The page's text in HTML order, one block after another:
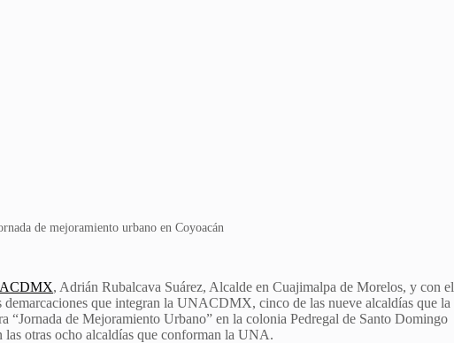
de mejoramiento urbano en Coyoacán
, Adrián Rubalcava Suárez, Alcalde en Cuajimalpa de Morelos, y con el
que integran la UNACDMX, cinco de las nueve alcaldías que la
“Jornada de Mejoramiento Urbano” en la colonia Pedregal de Santo Domingo
las otras ocho alcaldías que conforman la UNA.